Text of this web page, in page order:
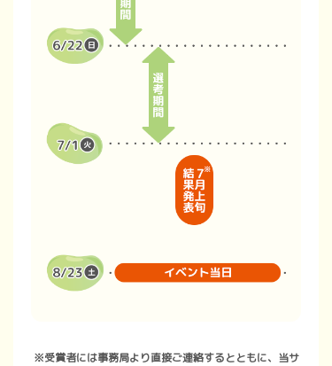
※受賞者には事務局より直接ご連絡するとともに、当サ